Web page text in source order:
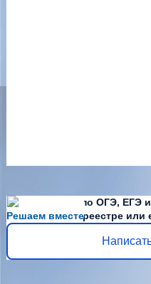
Решаем вместе
Есть вопросы по ОГЭ, ЕГЭ
Диплома нет в реестре или